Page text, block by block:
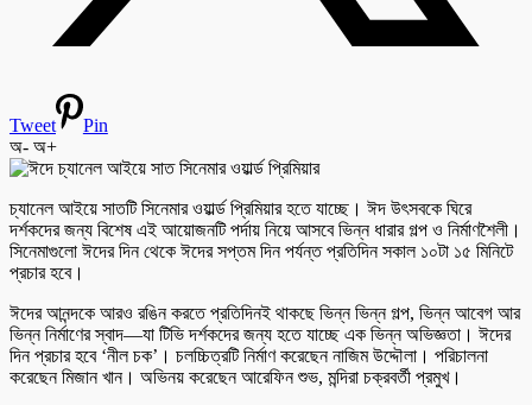
Tweet
Pin
অ- অ+
চ্যানেল আইয়ে সাতটি সিনেমার ওয়ার্ল্ড প্রিমিয়ার হতে যাচ্ছে। ঈদ উৎসবকে ঘিরে
দর্শকদের জন্য বিশেষ এই আয়োজনটি পর্দায় নিয়ে আসবে ভিন্ন ধারার গল্প ও নির্মাণশৈলী।
সিনেমাগুলো ঈদের দিন থেকে ঈদের সপ্তম দিন পর্যন্ত প্রতিদিন সকাল ১০টা ১৫ মিনিটে
প্রচার হবে।
ঈদের আনন্দকে আরও রঙিন করতে প্রতিদিনই থাকছে ভিন্ন ভিন্ন গল্প, ভিন্ন আবেগ আর
ভিন্ন নির্মাণের স্বাদ—যা টিভি দর্শকদের জন্য হতে যাচ্ছে এক ভিন্ন অভিজ্ঞতা। ঈদের
দিন প্রচার হবে ‘নীল চক’। চলচ্চিত্রটি নির্মাণ করেছেন নাজিম উদ্দৌলা। পরিচালনা
করেছেন মিজান খান। অভিনয় করেছেন আরেফিন শুভ, মন্দিরা চক্রবর্তী প্রমুখ।